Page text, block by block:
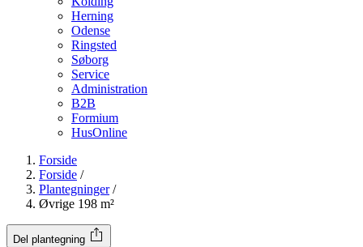
Herning
Odense
Ringsted
Søborg
Service
Administration
B2B
Formium
HusOnline
Forside
Forside /
Plantegninger /
Øvrige 198 m²
Del plantegning